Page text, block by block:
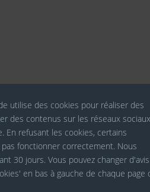
Vieux Condé - Réalisé par le
COM
utilise des cookies pour réaliser des
des contenus sur les réseaux
En refusant les cookies, certains
fonctionner correctement. Nous
30 jours. Vous pouvez changer d'avis
en bas à gauche de chaque page